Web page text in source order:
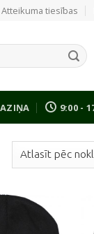
Atteikuma tiesības
9:00 -